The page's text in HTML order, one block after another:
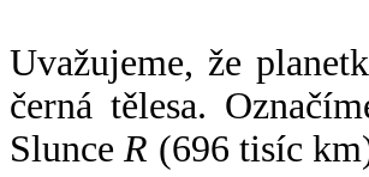
Uvažujeme, že
černá tělesa.
SlunceR (696 tisíc